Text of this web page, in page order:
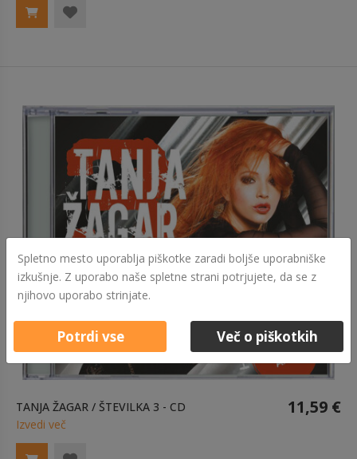
TANJA ŽAGAR / ŠTEVILKA 3 - CD 11,59 €
Izvedi več
Spletno mesto uporablja piškotke zaradi boljše uporabniške
izkušnje. Z uporabo naše spletne strani potrjujete, da se z
njihovo uporabo strinjate.
Potrdi vse Več o piškotkih